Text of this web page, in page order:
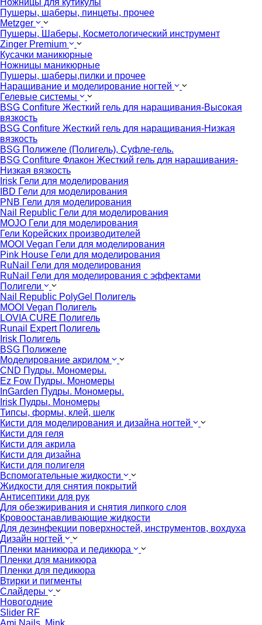
Ножницы для кутикулы
Пушеры, шаберы, пинцеты, прочее
Metzger
Пушеры, Шаберы, Косметологический инструмент
Zinger Premium
Кусачки маникюрные
Ножницы маникюрные
Пушеры, шаберы,пилки и прочее
Наращивание и моделирование ногтей
Гелевые системы
BSG Confiture Жесткий гель для наращивания-Высокая
вязкость
BSG Confiture Жесткий гель для наращивания-Низкая
вязкость
BSG Полижеле (Полигель), Суфле-гель.
BSG Confiture Флакон Жесткий гель для наращивания-
Низкая вязкость
Irisk Гели для моделирования
IBD Гели для моделирования
PNB Гели для моделирования
Nail Republic Гели для моделирования
MOJO Гели для моделирования
Гели Корейских производителей
MOOI Vegan Гели для моделирования
Pink House Гели для моделирования
RuNail Гели для моделирования
RuNail Гели для моделирования с эффектами
Полигели
Nail Republic PolyGel Полигель
MOOI Vegan Полигель
LOVIA CURE Полигель
Runail Expert Полигель
Irisk Полигель
BSG Полижеле
Моделирование акрилом
CND Пудры. Мономеры.
Ez Fow Пудры. Мономеры
InGarden Пудры. Мономеры.
Irisk Пудры. Мономеры
Типсы, формы, клей, шелк
Кисти для моделирования и дизайна ногтей
Кисти для геля
Кисти для акрила
Кисти для дизайна
Кисти для полигеля
Вспомогательные жидкости
Жидкости для снятия покрытий
Антисептики для рук
Для обезжиривания и снятия липкого слоя
Кровоостанавливающие жидкости
Для дезинфекции поверхностей, инструментов, вохдуха
Дизайн ногтей
Пленки маникюра и педикюра
Пленки для маникюра
Пленки для педикюра
Втирки и пигменты
Слайдеры
Новогодние
Slider RF
Ami Nails, Mink